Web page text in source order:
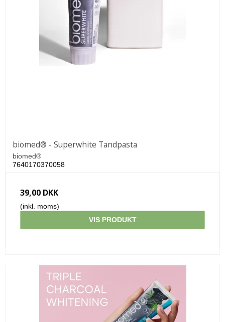
biomed® - Superwhite Tandpasta
biomed®
7640170370058
39,00 DKK
(inkl. moms)
VIS PRODUKT